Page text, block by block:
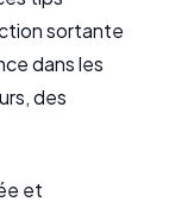
sortante
dans les
des
et